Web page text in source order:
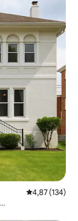
Gemiddelde
4,87 (134)